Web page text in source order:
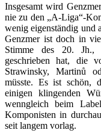
Insgesamt wird
nie zu den „A-Liga“-
wenig eigenständig und
Genzmer ist doch in
Stimme des 20. Jh.,
geschrieben hat, die
Strawinsky, Martinů
müsste. Es ist schön,
einigen klingenden
wenngleich beim
Komponisten in
seit langem vorlag.